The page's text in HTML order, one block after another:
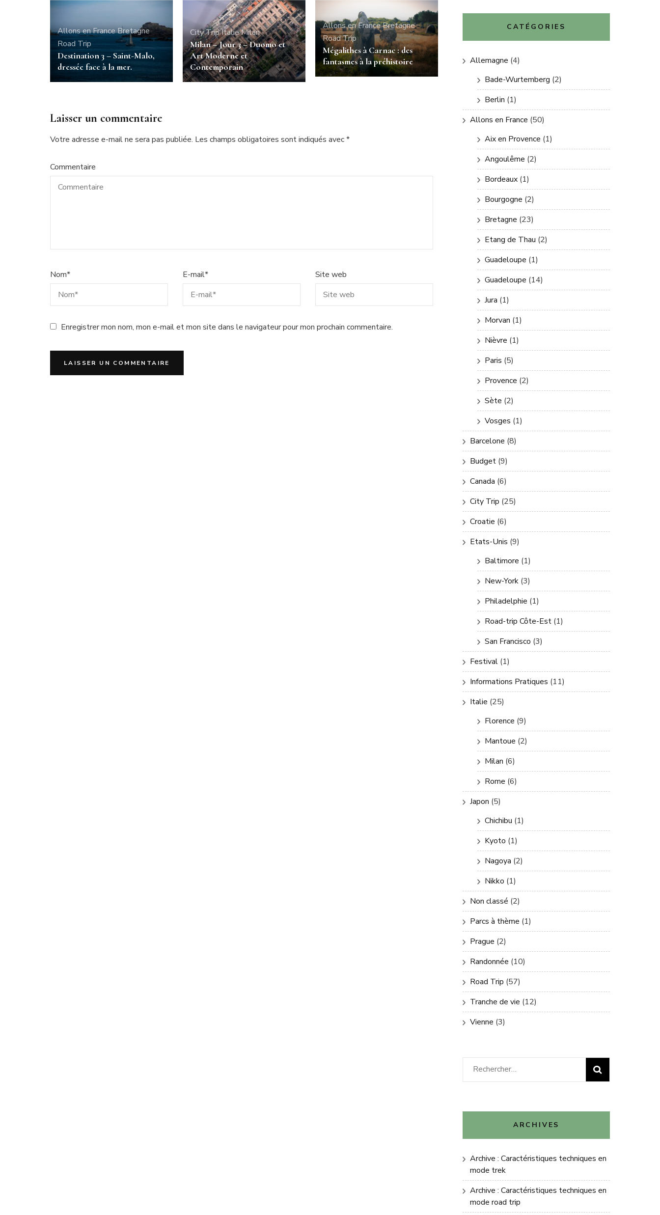
Allons en FranceBretagne
Road Trip
Destination 3 – Saint-Malo,
dressée face à la mer.
City TripItalieMilan
Milan – Jour 3 – Duomo et
Art Moderne et
Contemporain
Allons en FranceBretagne
Road Trip
Mégalithes à Carnac : des
fantasmes à la préhistoire
Laisser un commentaire
Votre adresse e-mail ne sera pas publiée. Les champs obligatoires sont indiqués avec*
Commentaire
Nom* E-mail* Site web
Enregistrer mon nom, mon e-mail et mon site dans le navigateur pour mon prochain commentaire.
CATÉGORIES
Allemagne (4)
Bade-Wurtemberg (2)
Berlin (1)
Allons en France (50)
Aix en Provence (1)
Angoulême (2)
Bordeaux (1)
Bourgogne (2)
Bretagne (23)
Etang de Thau (2)
Guadeloupe (1)
Guadeloupe (14)
Jura (1)
Morvan (1)
Nièvre (1)
Paris (5)
Provence (2)
Sète (2)
Vosges (1)
Barcelone (8)
Budget (9)
Canada (6)
City Trip (25)
Croatie (6)
Etats-Unis (9)
Baltimore (1)
New-York (3)
Philadelphie (1)
Road-trip Côte-Est (1)
San Francisco (3)
Festival (1)
Informations Pratiques (11)
Italie (25)
Florence (9)
Mantoue (2)
Milan (6)
Rome (6)
Japon (5)
Chichibu (1)
Kyoto (1)
Nagoya (2)
Nikko (1)
Non classé (2)
Parcs à thème (1)
Prague (2)
Randonnée (10)
Road Trip (57)
Tranche de vie (12)
Vienne (3)
Rechercher :
ARCHIVES
Archive : Caractéristiques techniques en
mode trek
Archive : Caractéristiques techniques en
mode road trip